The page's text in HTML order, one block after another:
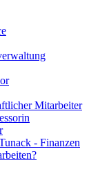
Mitarbeiter
- Finanzen